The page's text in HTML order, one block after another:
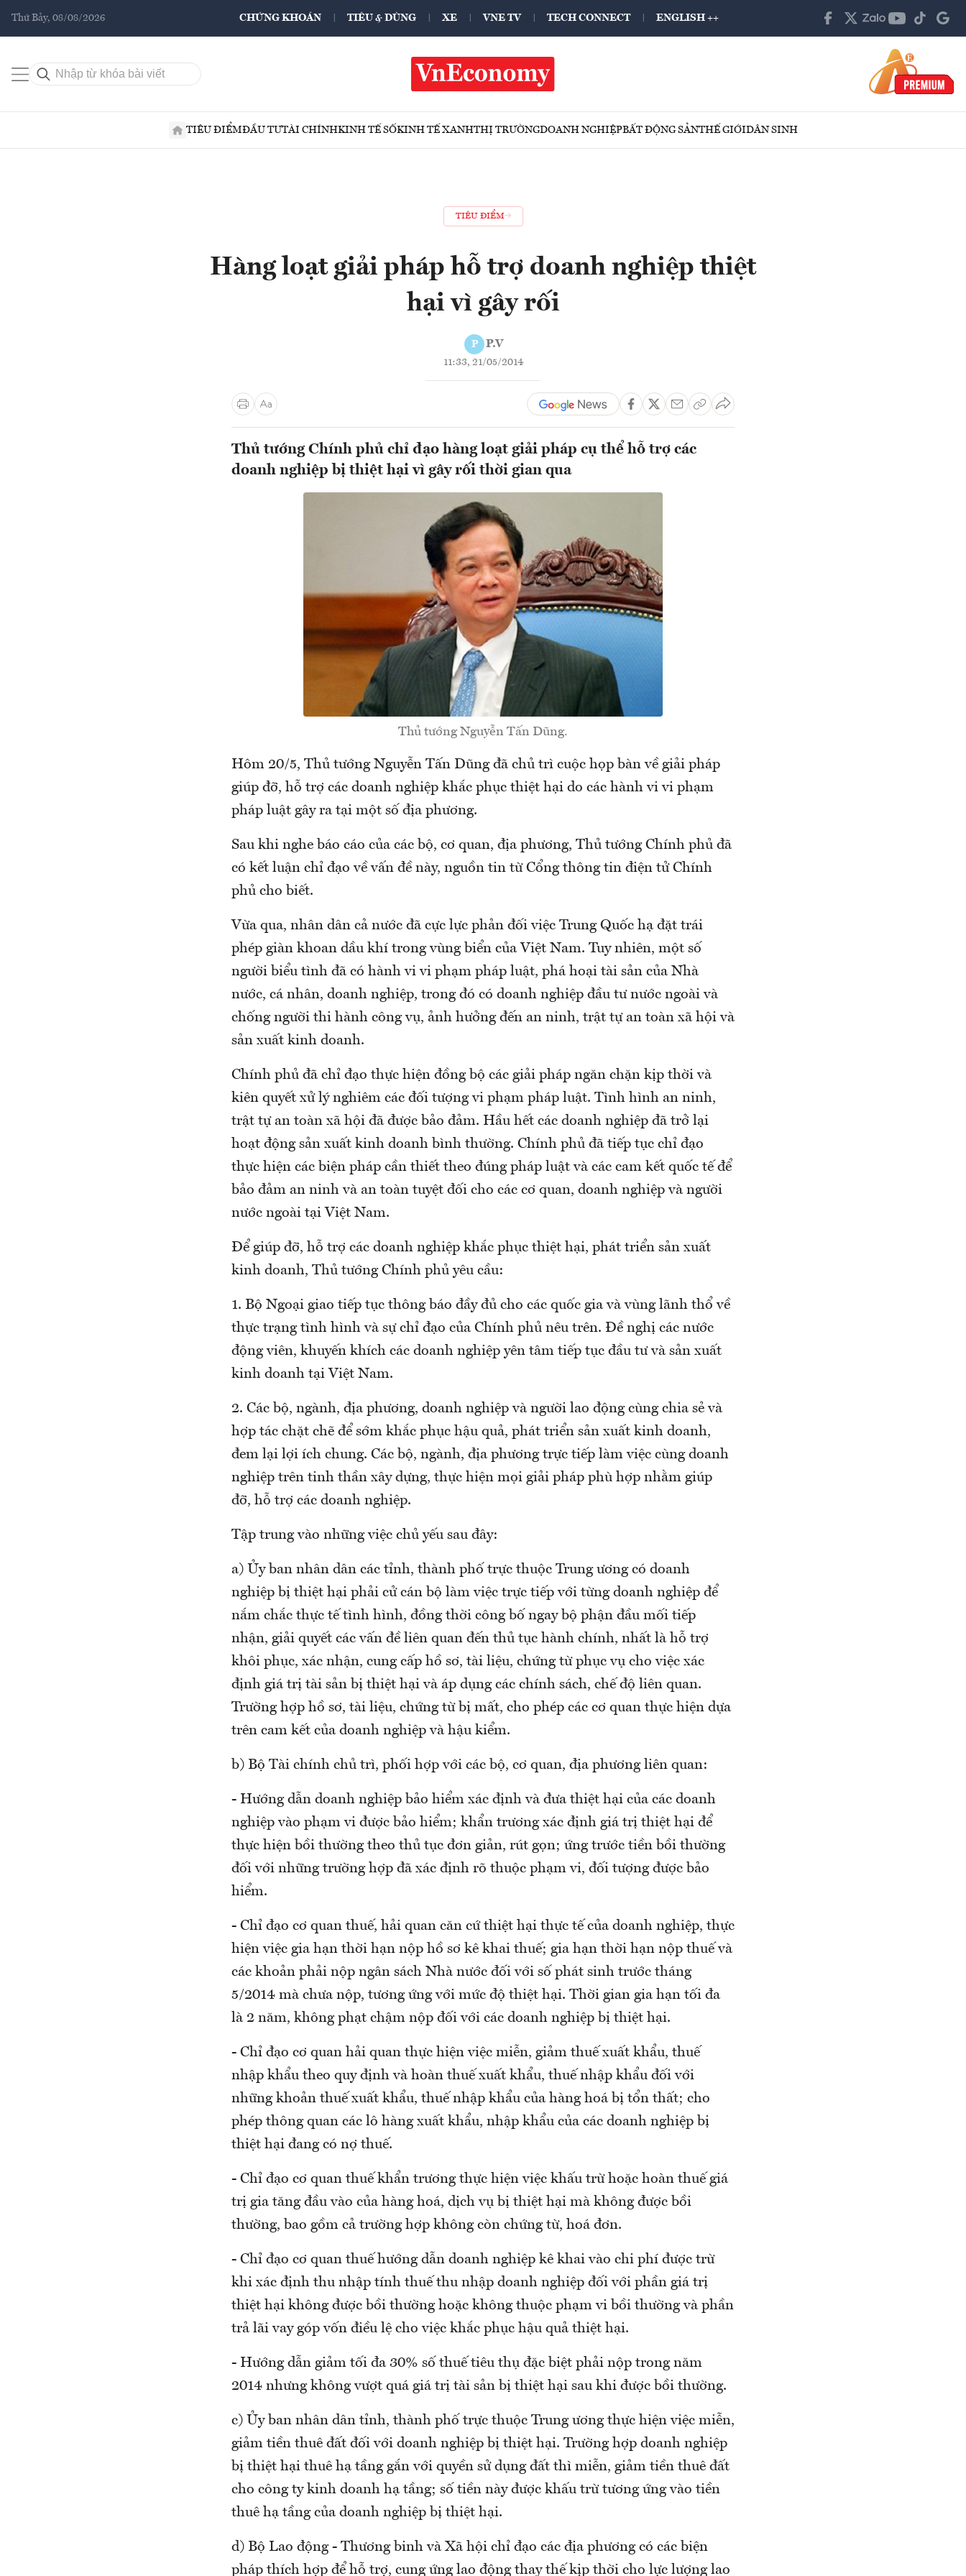
Thứ Bảy, 08/08/2026 CHỨNG KHOÁN TIÊU & DÙNG XE VNE TV TECH CONNECT ENGLISH ++
TIÊU ĐIỂMĐẦU TƯTÀI CHÍNHKINH TẾ SỐKINH TẾ XANHTHỊ TRƯỜNGDOANH NGHIỆPBẤT ĐỘNG SẢNTHẾ GIỚIDÂN SINH
TIÊU ĐIỂM
Hàng loạt giải pháp hỗ trợ doanh nghiệp thiệt
hại vì gây rối
P P.V
11:33, 21/05/2014
Thủ tướng Chính phủ chỉ đạo hàng loạt giải pháp cụ thể hỗ trợ các
doanh nghiệp bị thiệt hại vì gây rối thời gian qua
Thủ tướng Nguyễn Tấn Dũng.
Hôm 20/5, Thủ tướng Nguyễn Tấn Dũng đã chủ trì cuộc họp bàn về giải pháp
giúp đỡ, hỗ trợ các doanh nghiệp khắc phục thiệt hại do các hành vi vi phạm
pháp luật gây ra tại một số địa phương.
Sau khi nghe báo cáo của các bộ, cơ quan, địa phương, Thủ tướng Chính phủ đã
có kết luận chỉ đạo về vấn đề này, nguồn tin từ Cổng thông tin điện tử Chính
phủ cho biết.
Vừa qua, nhân dân cả nước đã cực lực phản đối việc Trung Quốc hạ đặt trái
phép giàn khoan dầu khí trong vùng biển của Việt Nam. Tuy nhiên, một số
người biểu tình đã có hành vi vi phạm pháp luật, phá hoại tài sản của Nhà
nước, cá nhân, doanh nghiệp, trong đó có doanh nghiệp đầu tư nước ngoài và
chống người thi hành công vụ, ảnh hưởng đến an ninh, trật tự an toàn xã hội và
sản xuất kinh doanh.
Chính phủ đã chỉ đạo thực hiện đồng bộ các giải pháp ngăn chặn kịp thời và
kiên quyết xử lý nghiêm các đối tượng vi phạm pháp luật. Tình hình an ninh,
trật tự an toàn xã hội đã được bảo đảm. Hầu hết các doanh nghiệp đã trở lại
hoạt động sản xuất kinh doanh bình thường. Chính phủ đã tiếp tục chỉ đạo
thực hiện các biện pháp cần thiết theo đúng pháp luật và các cam kết quốc tế để
bảo đảm an ninh và an toàn tuyệt đối cho các cơ quan, doanh nghiệp và người
nước ngoài tại Việt Nam.
Để giúp đỡ, hỗ trợ các doanh nghiệp khắc phục thiệt hại, phát triển sản xuất
kinh doanh, Thủ tướng Chính phủ yêu cầu:
1. Bộ Ngoại giao tiếp tục thông báo đầy đủ cho các quốc gia và vùng lãnh thổ về
thực trạng tình hình và sự chỉ đạo của Chính phủ nêu trên. Đề nghị các nước
động viên, khuyến khích các doanh nghiệp yên tâm tiếp tục đầu tư và sản xuất
kinh doanh tại Việt Nam.
2. Các bộ, ngành, địa phương, doanh nghiệp và người lao động cùng chia sẻ và
hợp tác chặt chẽ để sớm khắc phục hậu quả, phát triển sản xuất kinh doanh,
đem lại lợi ích chung. Các bộ, ngành, địa phương trực tiếp làm việc cùng doanh
nghiệp trên tinh thần xây dựng, thực hiện mọi giải pháp phù hợp nhằm giúp
đỡ, hỗ trợ các doanh nghiệp.
Tập trung vào những việc chủ yếu sau đây:
a) Ủy ban nhân dân các tỉnh, thành phố trực thuộc Trung ương có doanh
nghiệp bị thiệt hại phải cử cán bộ làm việc trực tiếp với từng doanh nghiệp để
nắm chắc thực tế tình hình, đồng thời công bố ngay bộ phận đầu mối tiếp
nhận, giải quyết các vấn đề liên quan đến thủ tục hành chính, nhất là hỗ trợ
khôi phục, xác nhận, cung cấp hồ sơ, tài liệu, chứng từ phục vụ cho việc xác
định giá trị tài sản bị thiệt hại và áp dụng các chính sách, chế độ liên quan.
Trường hợp hồ sơ, tài liệu, chứng từ bị mất, cho phép các cơ quan thực hiện dựa
trên cam kết của doanh nghiệp và hậu kiểm.
b) Bộ Tài chính chủ trì, phối hợp với các bộ, cơ quan, địa phương liên quan:
- Hướng dẫn doanh nghiệp bảo hiểm xác định và đưa thiệt hại của các doanh
nghiệp vào phạm vi được bảo hiểm; khẩn trương xác định giá trị thiệt hại để
thực hiện bồi thường theo thủ tục đơn giản, rút gọn; ứng trước tiền bồi thường
đối với những trường hợp đã xác định rõ thuộc phạm vi, đối tượng được bảo
hiểm.
- Chỉ đạo cơ quan thuế, hải quan căn cứ thiệt hại thực tế của doanh nghiệp, thực
hiện việc gia hạn thời hạn nộp hồ sơ kê khai thuế; gia hạn thời hạn nộp thuế và
các khoản phải nộp ngân sách Nhà nước đối với số phát sinh trước tháng
5/2014 mà chưa nộp, tương ứng với mức độ thiệt hại. Thời gian gia hạn tối đa
là 2 năm, không phạt chậm nộp đối với các doanh nghiệp bị thiệt hại.
- Chỉ đạo cơ quan hải quan thực hiện việc miễn, giảm thuế xuất khẩu, thuế
nhập khẩu theo quy định và hoàn thuế xuất khẩu, thuế nhập khẩu đối với
những khoản thuế xuất khẩu, thuế nhập khẩu của hàng hoá bị tổn thất; cho
phép thông quan các lô hàng xuất khẩu, nhập khẩu của các doanh nghiệp bị
thiệt hại đang có nợ thuế.
- Chỉ đạo cơ quan thuế khẩn trương thực hiện việc khấu trừ hoặc hoàn thuế giá
trị gia tăng đầu vào của hàng hoá, dịch vụ bị thiệt hại mà không được bồi
thường, bao gồm cả trường hợp không còn chứng từ, hoá đơn.
- Chỉ đạo cơ quan thuế hướng dẫn doanh nghiệp kê khai vào chi phí được trừ
khi xác định thu nhập tính thuế thu nhập doanh nghiệp đối với phần giá trị
thiệt hại không được bồi thường hoặc không thuộc phạm vi bồi thường và phần
trả lãi vay góp vốn điều lệ cho việc khắc phục hậu quả thiệt hại.
- Hướng dẫn giảm tối đa 30% số thuế tiêu thụ đặc biệt phải nộp trong năm
2014 nhưng không vượt quá giá trị tài sản bị thiệt hại sau khi được bồi thường.
c) Ủy ban nhân dân tỉnh, thành phố trực thuộc Trung ương thực hiện việc miễn,
giảm tiền thuê đất đối với doanh nghiệp bị thiệt hại. Trường hợp doanh nghiệp
bị thiệt hại thuê hạ tầng gắn với quyền sử dụng đất thì miễn, giảm tiền thuê đất
cho công ty kinh doanh hạ tầng; số tiền này được khấu trừ tương ứng vào tiền
thuê hạ tầng của doanh nghiệp bị thiệt hại.
d) Bộ Lao động - Thương binh và Xã hội chỉ đạo các địa phương có các biện
pháp thích hợp để hỗ trợ, cung ứng lao động thay thế kịp thời cho lực lượng lao